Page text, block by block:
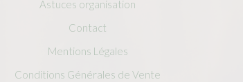
Astuces organisation
Contact
Mentions Légales
Conditions Générales de Vente